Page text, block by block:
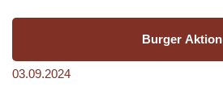
Burger Aktion
03.09.2024